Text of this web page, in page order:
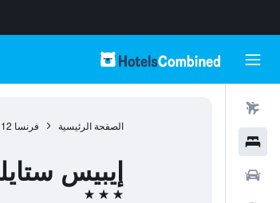
الصفحة الرئيسية فرنسا
إيبيس
3 نجوم